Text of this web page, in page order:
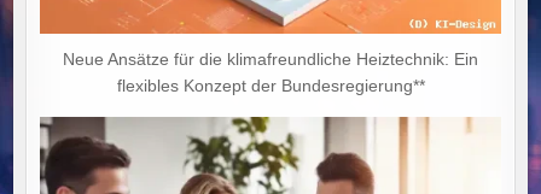
Neue Ansätze für die klimafreundliche Heiztechnik: Ein
flexibles Konzept der Bundesregierung**